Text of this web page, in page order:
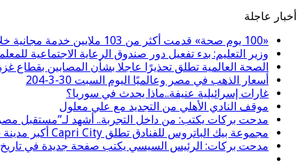
أخبار عاجلة
«100 يوم صحة» قدمت أكثر من 103 ملايين خدمة مجانية خلال 65 يوما
وزير التعليم: بدء تفعيل دور صندوق الرعاية الاجتماعية
الصحة العالمية تطلق تحذيرًا عاجلا بشأن المصابين بقطاع
أسعار الذهب في مصر وعالميًا اليوم السبت 30-3-204
غارات إسرائيلية عنيفة..ماذا يحدث في سوريا؟
موقف النادي الأهلي من التجديد مع علي معلول
مدحت بركات يكتب: من داخل التجربة.. أشهد لـ”مستقبل
مجموعة بيك الباتروس للفنادق تطلق Capri City أكبر مدينة سياحية متكاملة في سهل حشيش تضم 6 منتجعات و5 آلاف غرفة
مدحت بركات: الرئيس السيسي يكتب صفحة جديدة في تاريخ